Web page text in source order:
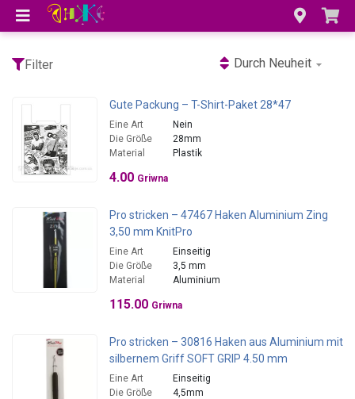
Filter Durch Neuheit
Gute Packung – T-Shirt-Paket 28*47
Eine Art
Nein
Die Größe
28mm
Material
Plastik
4.00 Griwna
Pro stricken – 47467 Haken Aluminium Zing
3,50 mm KnitPro
Eine Art
Einseitig
Die Größe
3,5 mm
Material
Aluminium
115.00 Griwna
Pro stricken – 30816 Haken aus Aluminium mit
silbernem Griff SOFT GRIP 4.50 mm
Eine Art
Einseitig
Die Größe
4,5mm